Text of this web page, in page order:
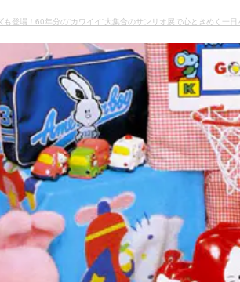
登場！60年分の“カワイイ”大集合のサンリオ展で心ときめく一日